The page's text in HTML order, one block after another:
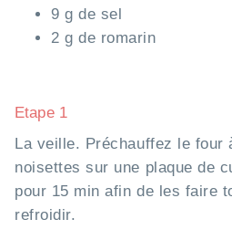
9 g de sel
2 g de romarin
Etape 1
La veille. Préchauffez le four
noisettes sur une plaque de
pour 15 min afin de les faire
refroidir.